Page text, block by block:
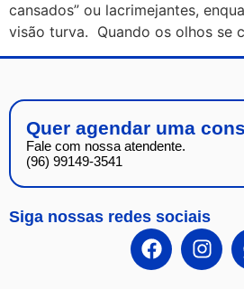
cansados” ​​ou lacrimejantes,
visão turva. Quando os olhos se
Quer agendar uma
Fale com nossa atendente.
(96) 99149-3541
Siga nossas redes sociais